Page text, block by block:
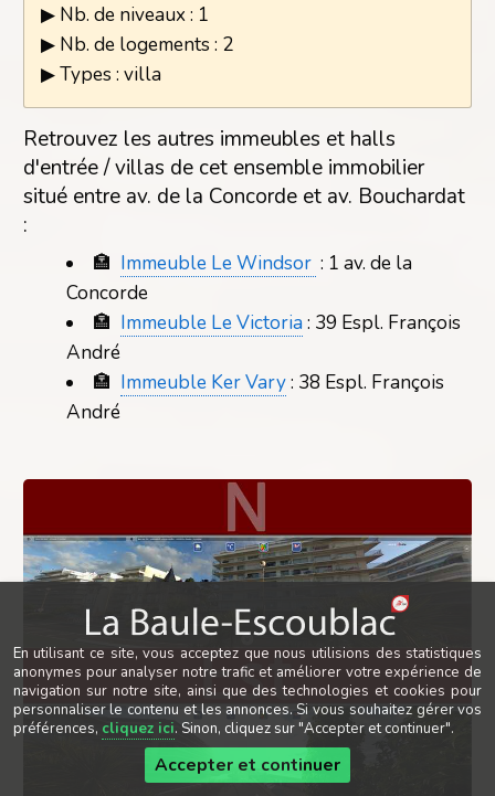
▶ Nb. de niveaux : 1
▶ Nb. de logements : 2
▶ Types : villa
Retrouvez les autres immeubles et halls
d'entrée / villas de cet ensemble immobilier
situé entre av. de la Concorde et av. Bouchardat
:
🏣 Immeuble Le Windsor : 1 av. de la
Concorde
🏣 Immeuble Le Victoria: 39 Espl. François
André
🏣 Immeuble Ker Vary: 38 Espl. François
André
En utilisant ce site, vous acceptez que nous utilisions des statistiques
anonymes pour analyser notre trafic et améliorer votre expérience de
navigation sur notre site, ainsi que des technologies et cookies pour
personnaliser le contenu et les annonces. Si vous souhaitez gérer vos
préférences, cliquez ici. Sinon, cliquez sur "Accepter et continuer".
Accepter et continuer